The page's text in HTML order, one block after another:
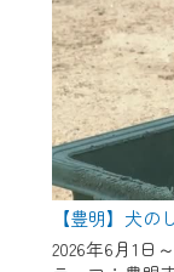
【豊明】犬の
2026年6月1日